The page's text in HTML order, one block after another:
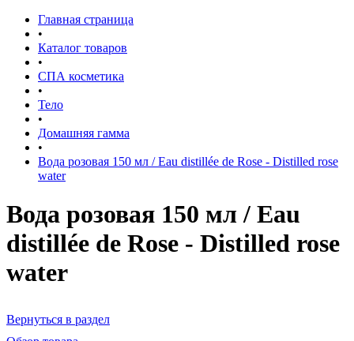
Главная страница
•
Каталог товаров
•
СПА косметика
•
Тело
•
Домашняя гамма
•
Вода розовая 150 мл / Eau distillée de Rose - Distilled rose
water
Вода розовая 150 мл / Eau
distillée de Rose - Distilled rose
water
Вернуться в раздел